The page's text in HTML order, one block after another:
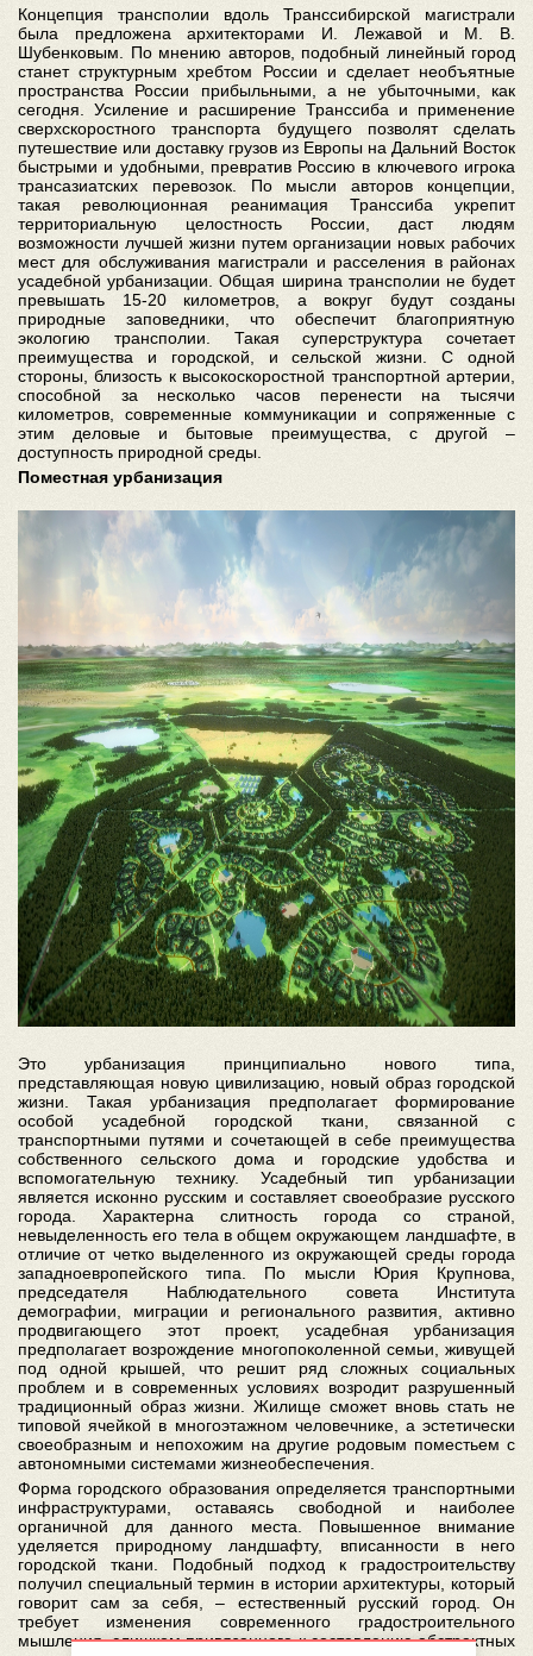
Концепция трансполии вдоль Транссибирской магистрали
была предложена архитекторами И. Лежавой и М. В.
Шубенковым. По мнению авторов, подобный линейный город
станет структурным хребтом России и сделает необъятные
пространства России прибыльными, а не убыточными, как
сегодня. Усиление и расширение Транссиба и применение
сверхскоростного транспорта будущего позволят сделать
путешествие или доставку грузов из Европы на Дальний Восток
быстрыми и удобными, превратив Россию в ключевого игрока
трансазиатских перевозок. По мысли авторов концепции,
такая революционная реанимация Транссиба укрепит
территориальную целостность России, даст людям
возможности лучшей жизни путем организации новых рабочих
мест для обслуживания магистрали и расселения в районах
усадебной урбанизации. Общая ширина трансполии не будет
превышать 15-20 километров, а вокруг будут созданы
природные заповедники, что обеспечит благоприятную
экологию трансполии. Такая суперструктура сочетает
преимущества и городской, и сельской жизни. С одной
стороны, близость к высокоскоростной транспортной артерии,
способной за несколько часов перенести на тысячи
километров, современные коммуникации и сопряженные с
этим деловые и бытовые преимущества, с другой –
доступность природной среды.
Поместная урбанизация
Это урбанизация принципиально нового типа,
представляющая новую цивилизацию, новый образ городской
жизни. Такая урбанизация предполагает формирование
особой усадебной городской ткани, связанной с
транспортными путями и сочетающей в себе преимущества
собственного сельского дома и городские удобства и
вспомогательную технику. Усадебный тип урбанизации
является исконно русским и составляет своеобразие русского
города. Характерна слитность города со страной,
невыделенность его тела в общем окружающем ландшафте, в
отличие от четко выделенного из окружающей среды города
западноевропейского типа. По мысли Юрия Крупнова,
председателя Наблюдательного совета Института
демографии, миграции и регионального развития, активно
продвигающего этот проект, усадебная урбанизация
предполагает возрождение многопоколенной семьи, живущей
под одной крышей, что решит ряд сложных социальных
проблем и в современных условиях возродит разрушенный
традиционный образ жизни. Жилище сможет вновь стать не
типовой ячейкой в многоэтажном человечнике, а эстетически
своеобразным и непохожим на другие родовым поместьем с
автономными системами жизнеобеспечения.
Форма городского образования определяется транспортными
инфраструктурами, оставаясь свободной и наиболее
органичной для данного места. Повышенное внимание
уделяется природному ландшафту, вписанности в него
городской ткани. Подобный подход к градостроительству
получил специальный термин в истории архитектуры, который
говорит сам за себя, – естественный русский город. Он
требует изменения современного градостроительного
мышления, слишком привязанного к составлению абстрактных